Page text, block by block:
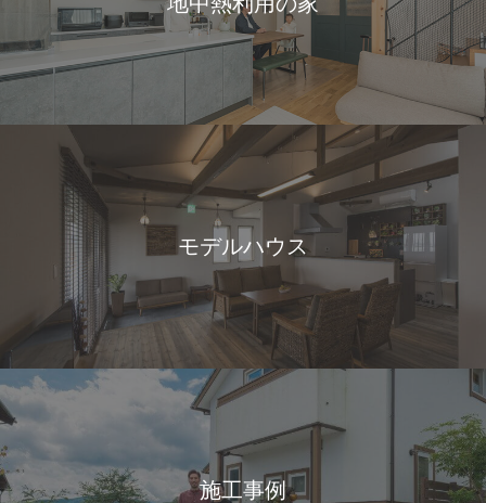
モデルハウス
施工事例